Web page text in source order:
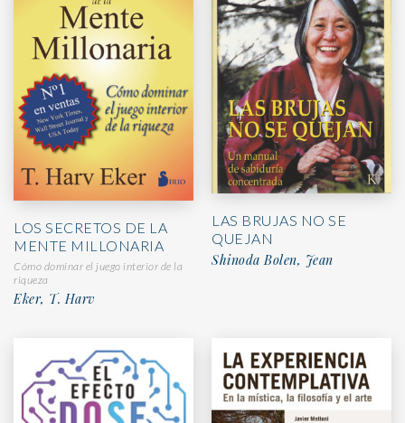
LOS SECRETOS DE LA
MENTE MILLONARIA
Cómo dominar el juego interior de la
riqueza
Eker, T. Harv
LAS BRUJAS NO SE
QUEJAN
Shinoda Bolen, Jean